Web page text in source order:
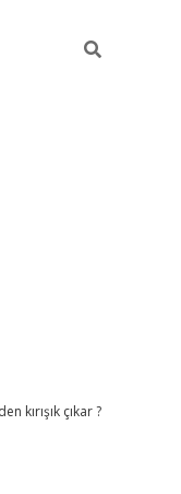
kırışık çıkar ?